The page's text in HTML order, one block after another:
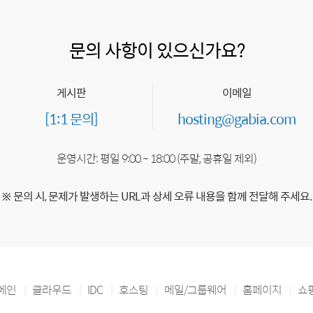
문의 사항이 있으신가요?
게시판
[1:1 문의]
이메일
hosting@gabia.com
운영시간: 평일 9:00 ~ 18:00 (주말, 공휴일 제외)
※ 문의 시, 문제가 발생하는 URL과 상세 오류 내용을 함께 전달해 주세요.
인 클라우드 IDC 호스팅 메일/그룹웨어 홈페이지 쇼